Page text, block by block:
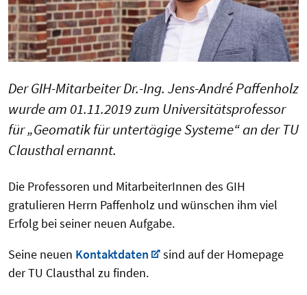
Der GIH-Mitarbeiter Dr.-Ing. Jens-André Paffenholz
wurde am 01.11.2019 zum Universitätsprofessor
für „Geomatik für untertägige Systeme“ an der TU
Clausthal ernannt.
Die Professoren und MitarbeiterInnen des GIH
gratulieren Herrn Paffenholz und wünschen ihm viel
Erfolg bei seiner neuen Aufgabe.
Seine neuen Kontaktdaten
sind auf der Homepage
der TU Clausthal zu finden.